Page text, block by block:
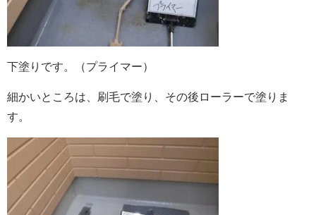
下塗りです。（プライマー）
細かいところは、刷毛で塗り、その後ローラーで塗りま
す。